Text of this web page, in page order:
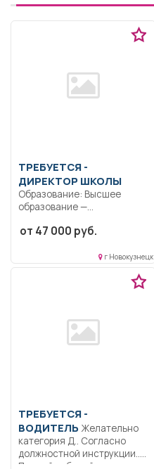
ТРЕБУЕТСЯ -
ДИРЕКТОР ШКОЛЫ
Образование: Высшее
образование —
магистратура..
от 47 000 руб.
г Новокузнецк
ТРЕБУЕТСЯ -
ВОДИТЕЛЬ
категория Д.. Согласно
должностной инструкции..
Полный рабочий день..